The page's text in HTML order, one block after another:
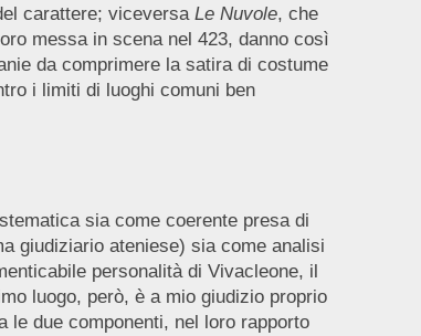
carattere; viceversa Le Nuvole, che
messa in scena nel 423, danno così
da comprimere la satira di costume
i limiti di luoghi comuni ben
sia come coerente presa di
giudiziario ateniese) sia come analisi
personalità di Vivacleone, il
luogo, però, è a mio giudizio proprio
le due componenti, nel loro rapporto